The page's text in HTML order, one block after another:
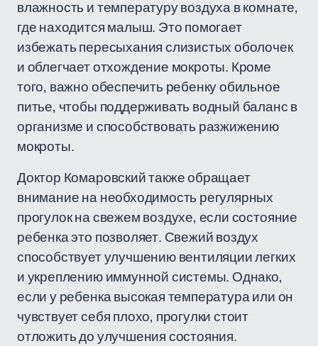
влажность и температуру воздуха в комнате,
где находится малыш. Это помогает
избежать пересыхания слизистых оболочек
и облегчает отхождение мокроты. Кроме
того, важно обеспечить ребенку обильное
питье, чтобы поддерживать водный баланс в
организме и способствовать разжижению
мокроты.
Доктор Комаровский также обращает
внимание на необходимость регулярных
прогулок на свежем воздухе, если состояние
ребенка это позволяет. Свежий воздух
способствует улучшению вентиляции легких
и укреплению иммунной системы. Однако,
если у ребенка высокая температура или он
чувствует себя плохо, прогулки стоит
отложить до улучшения состояния.